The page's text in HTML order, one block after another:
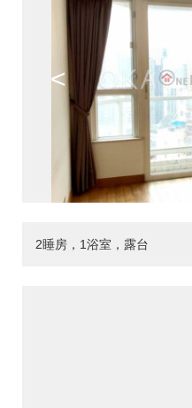
<
2睡房，1浴室，露台